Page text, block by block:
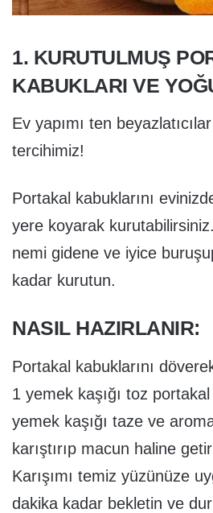
1. KURUTULMUŞ
KABUKLARI VE
Ev yapımı ten
tercihimiz!
Portakal kabuklarını
yere koyarak
nemi gidene ve iyice
kadar kurutun.
NASIL HAZIRLANIR:
Portakal kabuklarını
1 yemek kaşığı toz
yemek kaşığı taze ve
karıştırıp macun haline
Karışımı temiz yüzünüze
dakika kadar bekletin ve